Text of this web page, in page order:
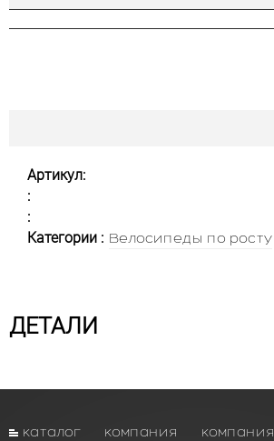
Артикул:
:
:
Категории : Велосипеды по росту
ДЕТАЛИ
каталог компания компания